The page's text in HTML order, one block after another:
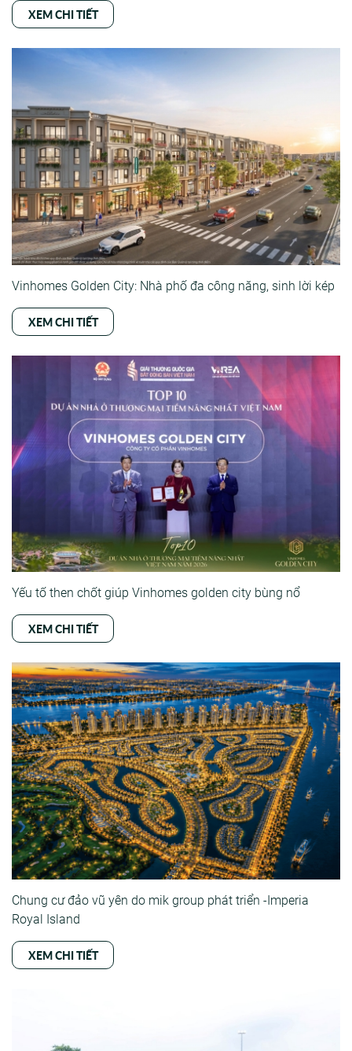
XEM CHI TIẾT
Vinhomes Golden City: Nhà phố đa công năng, sinh lời kép
XEM CHI TIẾT
Yếu tố then chốt giúp Vinhomes golden city bùng nổ
XEM CHI TIẾT
Chung cư đảo vũ yên do mik group phát triển -Imperia
Royal Island
XEM CHI TIẾT